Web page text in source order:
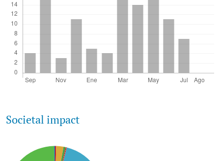
Societal impact